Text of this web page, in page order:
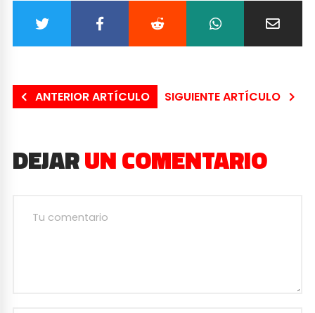
ANTERIOR ARTÍCULO SIGUIENTE ARTÍCULO
DEJARUN COMENTARIO